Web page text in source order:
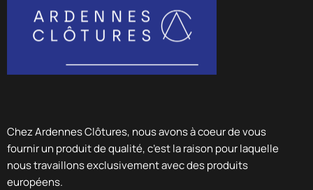
Chez Ardennes Clôtures, nous avons à coeur de vous
fournir un produit de qualité, c’est la raison pour laquelle
nous travaillons exclusivement avec des produits
européens.